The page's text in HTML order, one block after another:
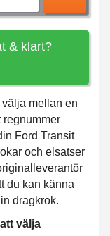
& klart?
mellan en
regnummer
Ford Transit
och elsatser
du kan känna
dragkrok.
välja